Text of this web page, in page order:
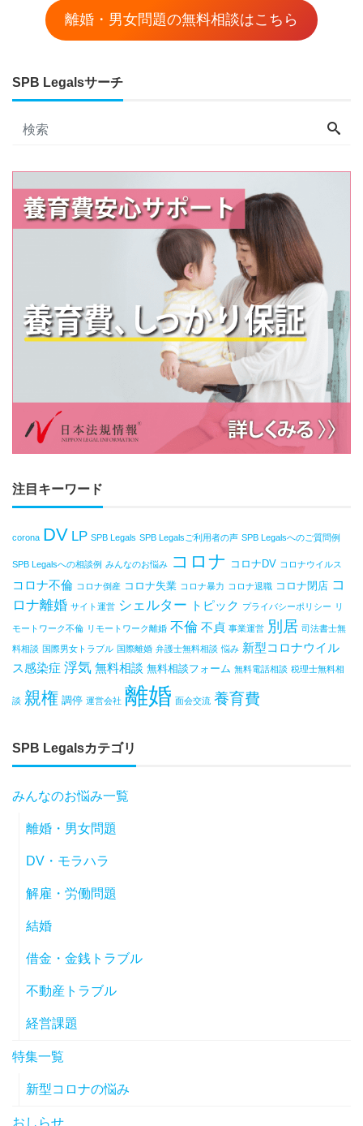
離婚・男女問題の無料相談はこちら
SPB Legalsサーチ
注目キーワード
corona DV LP SPB Legals SPB Legalsご利用者の声 SPB Legalsへのご質問例
SPB Legalsへの相談例 みんなのお悩み コロナ コロナDV コロナウイルス
コロナ不倫 コロナ倒産 コロナ失業 コロナ暴力 コロナ退職 コロナ閉店 コ
ロナ離婚 サイト運営 シェルター トピック プライバシーポリシー リ
モートワーク不倫 リモートワーク離婚 不倫 不貞 事業運営 別居 司法書士無
料相談 国際男女トラブル 国際離婚 弁護士無料相談 悩み 新型コロナウイル
ス感染症 浮気 無料相談 無料相談フォーム 無料電話相談 税理士無料相
談 親権 調停 運営会社 離婚 面会交流 養育費
SPB Legalsカテゴリ
みんなのお悩み一覧
離婚・男女問題
DV・モラハラ
解雇・労働問題
結婚
借金・金銭トラブル
不動産トラブル
経営課題
特集一覧
新型コロナの悩み
おしらせ